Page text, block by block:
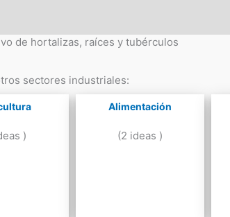
de hortalizas, raíces y tubérculos
sectores industriales:
)
Alimentación
(2 ideas )